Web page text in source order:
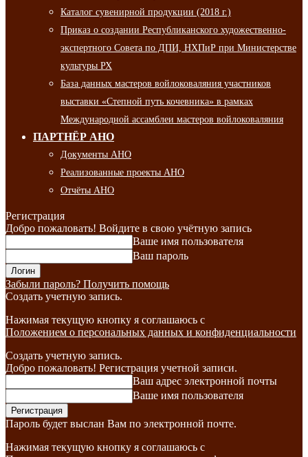
Каталог сувенирной продукции (2018 г.)
Приказ о создании Республиканского художественно-
экспертного Совета по ДПИ, НХПиР при Министерстве
культуры РХ
База данных мастеров войлоковаляния участников
выставки «Степной путь кочевника» в рамках
Международной ассамблеи мастеров войлоковаляния
ПАРТНЁР АНО
Документы АНО
Реализованные проекты АНО
Отчёты АНО
Регистрация
Добро пожаловать! Войдите в свою учётную запись
Ваше имя пользователя
Ваш пароль
Забыли пароль? Получить помощь
Создать учетную запись.
Нажимая текущую кнопку я соглашаюсь с
Положением о персональных данных и конфиденциальности
Создать учетную запись.
Добро пожаловать! Регистрация учетной записи.
Ваш адрес электронной почты
Ваше имя пользователя
Пароль будет выслан Вам по электронной почте.
Нажимая текущую кнопку я соглашаюсь с